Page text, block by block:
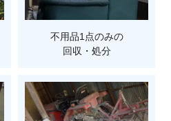
不用品1点のみの
回収・処分